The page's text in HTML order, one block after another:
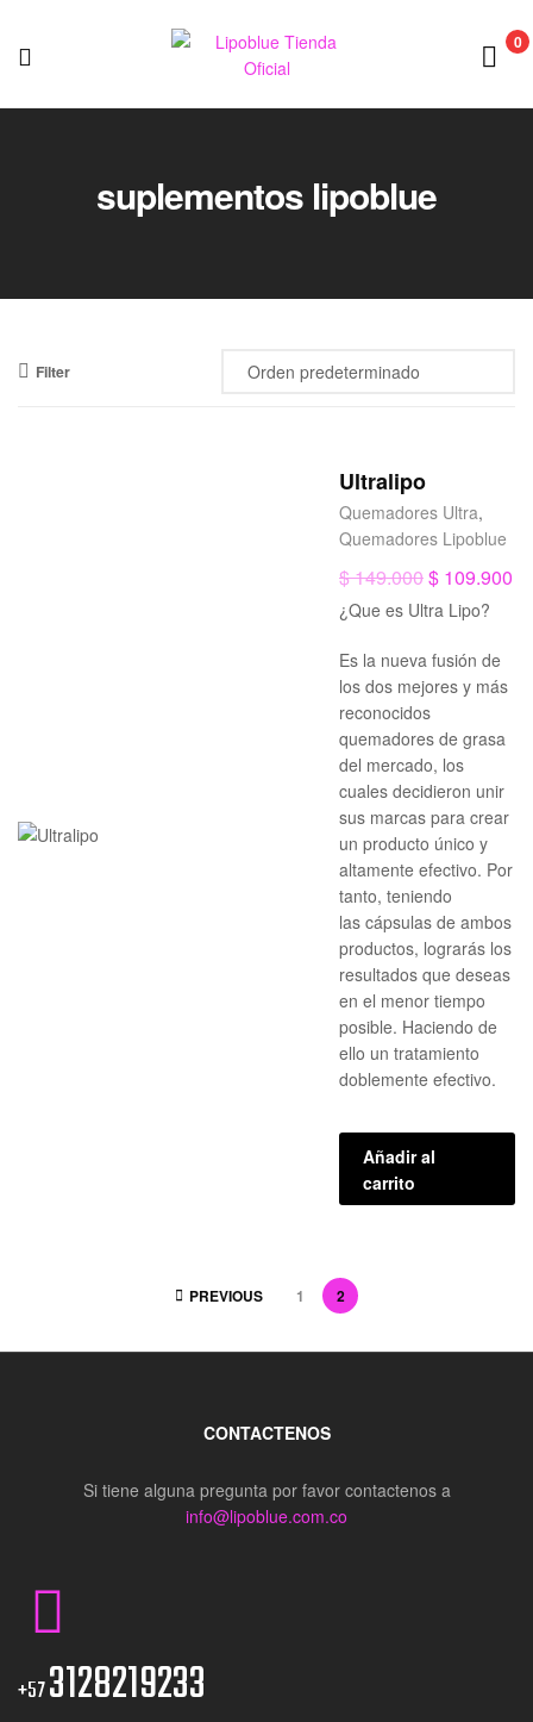
Lipoblue
Oficial
0
suplementos lipoblue
Filter
Ultralipo
Quemadores Ultra,
Quemadores Lipoblue
$149.000$ 109.900
¿Que es Ultra Lipo?
Es la nueva fusión de
los dos mejores y más
reconocidos
quemadores de grasa
del mercado, los
cuales decidieron unir
sus marcas para crear
un producto único y
altamente efectivo. Por
tanto, teniendo
las cápsulas de ambos
productos, lograrás los
resultados que deseas
en el menor tiempo
posible. Haciendo de
ello un tratamiento
doblemente efectivo.
Añadir al
carrito
PREVIOUS 1 2
CONTACTENOS
Si tiene alguna pregunta por favor contactenos a
info@lipoblue.com.co
+573128219233